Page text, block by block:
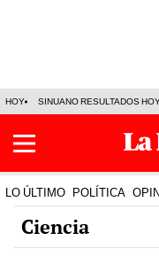
HOY SINUANO RESULTADOS
LO ÚLTIMO POLÍTICA
Ciencia